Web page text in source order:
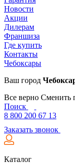
Новости
Акции
Дилерам
Франшиза
Где купить
Контакты
Чебоксары
Ваш город
Все верно Сменить
Поиск
8 800 200 67 13
Заказать звонок
Каталог